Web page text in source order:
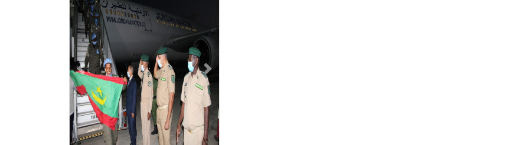
Previous Next